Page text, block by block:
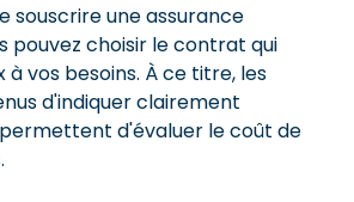
souscrire une assurance
pouvez choisir le contrat qui
vos besoins. À ce titre, les
d'indiquer clairement
d'évaluer le coût de